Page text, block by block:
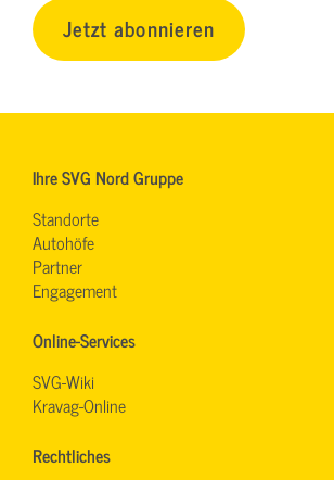
Jetzt abonnieren
Ihre SVG Nord Gruppe
Standorte
Autohöfe
Partner
Engagement
Online-Services
SVG-Wiki
Kravag-Online
Rechtliches